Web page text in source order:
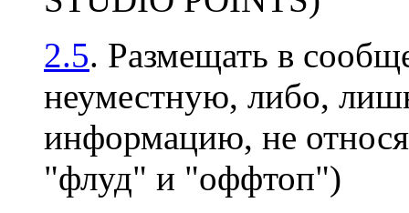
2.5. Размещать в
неуместную, либо,
информацию, не
"флуд" и "оффтоп")